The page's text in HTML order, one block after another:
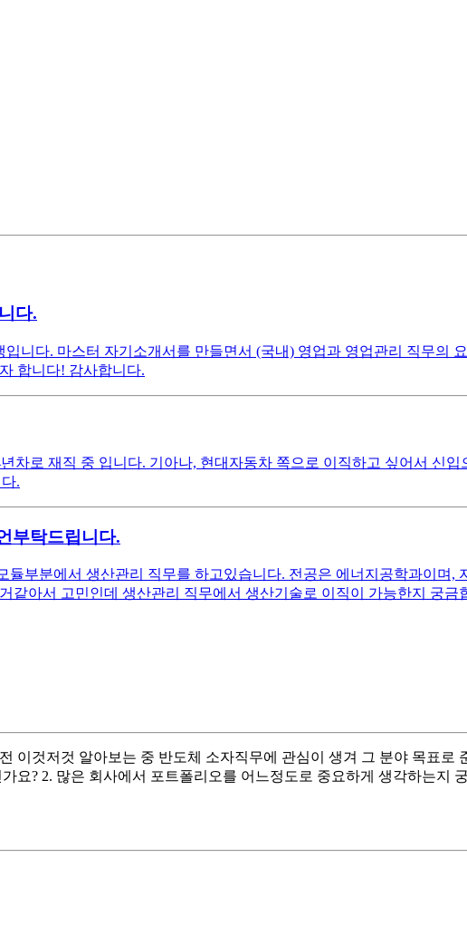
다.
니다. 마스터 자기소개서를 만들면서 (국내) 영업과 영업관리 직무의
합니다! 감사합니다.
차로 재직 중 입니다. 기아나, 현대자동차 쪽으로 이직하고 싶어서 신
.
부탁드립니다.
부분에서 생산관리 직무를 하고있습니다. 전공은 에너지공학과이며,
같아서 고민인데 생산관리 직무에서 생산기술로 이직이 가능한지 궁금
이것저것 알아보는 중 반도체 소자직무에 관심이 생겨 그 분야 목표로
요? 2. 많은 회사에서 포트폴리오를 어느정도로 중요하게 생각하는지